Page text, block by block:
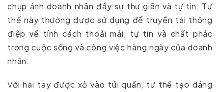
chụp ảnh doanh nhân đầy sự thư giãn và tự tin. Tư
thế này thường được sử dụng để truyền tải thông
điệp về tính cách thoải mái, tự tin và chất phác
trong cuộc sống và công việc hàng ngày của doanh
nhân.
Với hai tay được xỏ vào túi quần, tư thế tạo dáng